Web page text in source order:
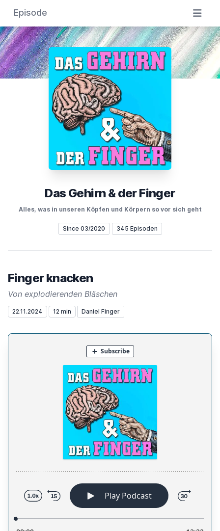
Episode
Das Gehirn & der Finger
Alles, was in unseren Köpfen und Körpern so vor sich geht
Since 03/2020 345 Episoden
Finger knacken
Von explodierenden Bläschen
22.11.2024 12 min Daniel Finger